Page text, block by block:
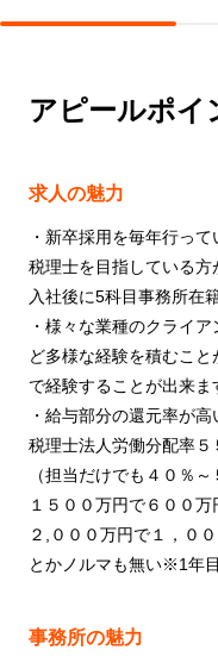
アピールポイ
求人の魅力
・新卒採用を毎年行っ
税理士を目指している方
入社後に5科目事務所在
・様々な業種のクライ
ど多様な経験を積むこ
で経験することが出来ま
・給与部分の還元率が高
税理士法人労働分配率５
（担当だけでも４０％～
１５００万円で６００万
２,０００万円で１，０
とかノルマも無い※1年
事務所の魅力